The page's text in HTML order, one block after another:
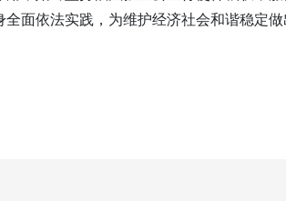
面依法实践，为维护经济社会和谐稳定做